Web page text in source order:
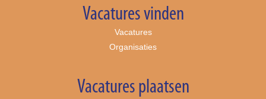
Vacatures vinden
Vacatures
Organisaties
Vacatures plaatsen